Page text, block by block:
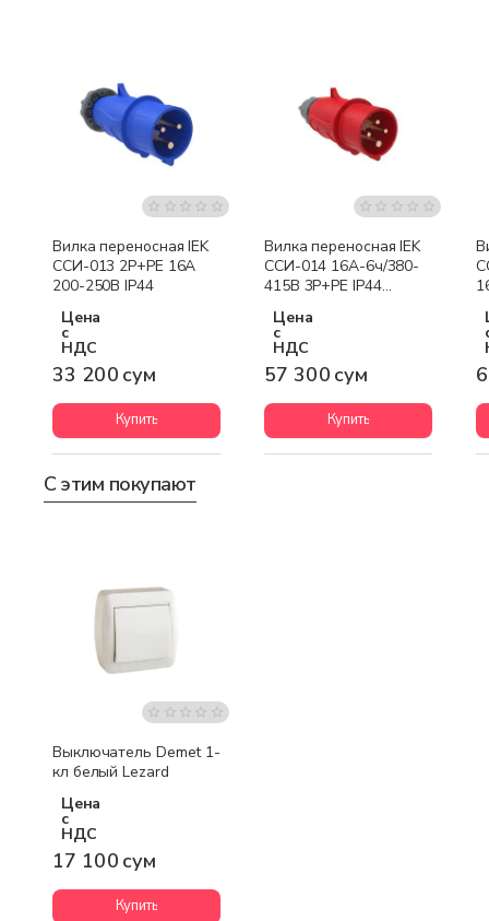
Вилка переносная IEK
ССИ-013 2P+PE 16А
200-250В IP44
Цена
с
НДС
33 200 сум
Купить
Вилка переносная IEK
ССИ-014 16А-6ч/380-
415В 3Р+РЕ IP44
Цена
с
НДС
57 300 сум
Купить
С этим покупают
Выключатель Demet 1-
кл белый Lezard
Цена
с
НДС
17 100 сум
Купить